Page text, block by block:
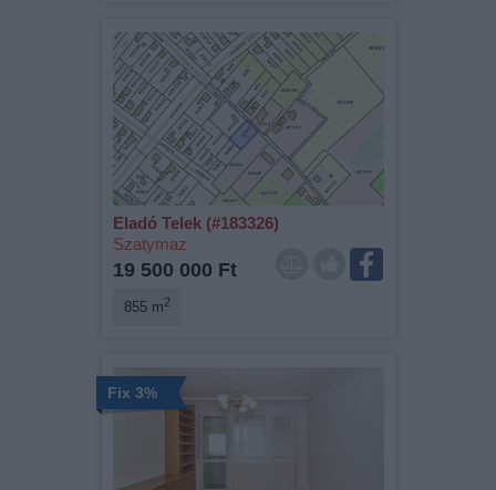
Eladó Telek (#183326)
Szatymaz
19 500 000 Ft
855 m2
Fix 3%